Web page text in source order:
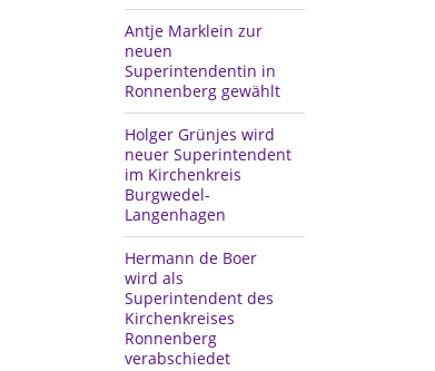
Antje Marklein zur
neuen
Superintendentin in
Ronnenberg gewählt
Holger Grünjes wird
neuer Superintendent
im Kirchenkreis
Burgwedel-
Langenhagen
Hermann de Boer
wird als
Superintendent des
Kirchenkreises
Ronnenberg
verabschiedet